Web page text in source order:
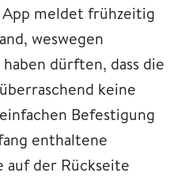
meldet frühzeitig
weswegen
dürften, dass die
keine
Befestigung
enthaltene
auf der Rückseite